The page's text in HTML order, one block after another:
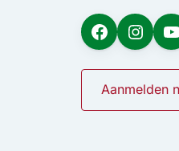
Aanmelden